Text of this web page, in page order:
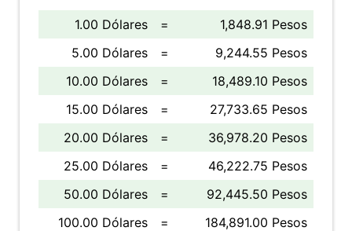
1.00 Dólares =
1,848.91 Pesos
5.00 Dólares
=
9,244.55 Pesos
10.00 Dólares
=
18,489.10 Pesos
15.00 Dólares
=
27,733.65 Pesos
20.00 Dólares
=
36,978.20 Pesos
25.00 Dólares
=
46,222.75 Pesos
50.00 Dólares
=
92,445.50 Pesos
100.00 Dólares
=
184,891.00 Pesos